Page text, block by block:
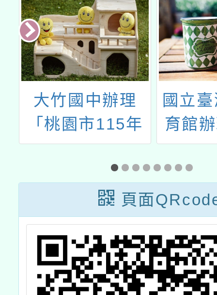
大竹國中辦理
「桃園市115年
度SEL種子教師
初階培訓成果發
表會」
國立
育館
「『
發」
根
頁面